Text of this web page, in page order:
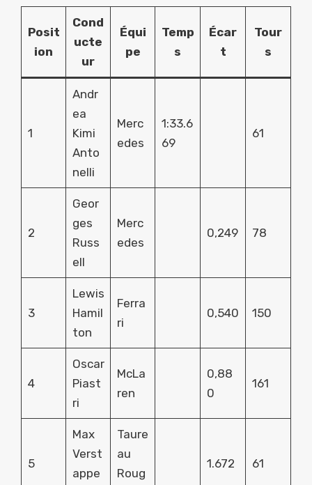
Posit
ion
Cond
ucte
ur
Équi
pe
Temp
s
Écar
t
Tour
s
1
Andr
ea
Kimi
Anto
nelli
Merc
edes
1:33.6
69
61
2
Geor
ges
Russ
ell
Merc
edes
0,249 78
3
Lewis
Hamil
ton
Ferra
ri
0,540 150
4
Oscar
Piast
ri
McLa
ren
0,88
0
161
5
Max
Verst
appe
Taure
au
Roug
1.672 61